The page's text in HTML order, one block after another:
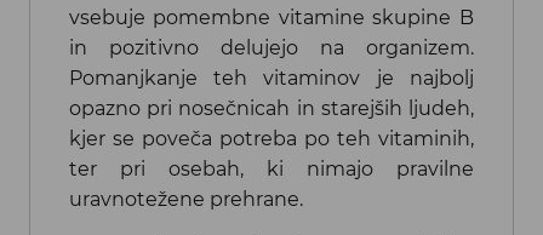
vsebuje pomembne vitamine skupine B
in pozitivno delujejo na organizem.
Pomanjkanje teh vitaminov je najbolj
opazno pri nosečnicah in starejših ljudeh,
kjer se poveča potreba po teh vitaminih,
ter pri osebah, ki nimajo pravilne
uravnotežene prehrane.